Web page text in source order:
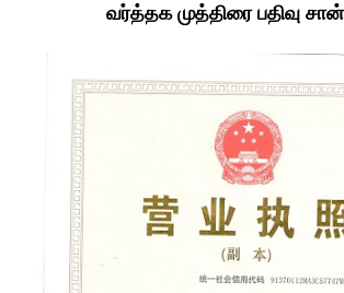
வர்த்தக முத்திரை பதிவு